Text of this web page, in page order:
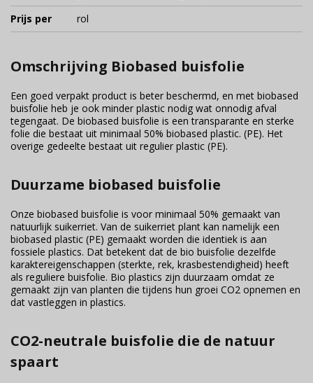
Prijs per
rol
Omschrijving Biobased buisfolie
Een goed verpakt product is beter beschermd, en met biobased
buisfolie heb je ook minder plastic nodig wat onnodig afval
tegengaat. De biobased buisfolie is een transparante en sterke
folie die bestaat uit minimaal 50% biobased plastic. (PE). Het
overige gedeelte bestaat uit regulier plastic (PE).
Duurzame biobased buisfolie
Onze biobased buisfolie is voor minimaal 50% gemaakt van
natuurlijk suikerriet. Van de suikerriet plant kan namelijk een
biobased plastic (PE) gemaakt worden die identiek is aan
fossiele plastics. Dat betekent dat de bio buisfolie dezelfde
karaktereigenschappen (sterkte, rek, krasbestendigheid) heeft
als reguliere buisfolie. Bio plastics zijn duurzaam omdat ze
gemaakt zijn van planten die tijdens hun groei CO2 opnemen en
dat vastleggen in plastics.
CO2-neutrale buisfolie die de natuur
spaart